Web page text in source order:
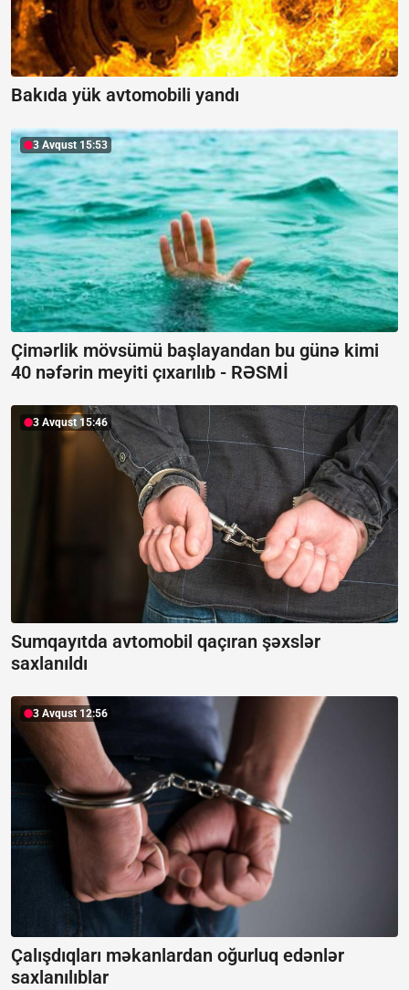
Bakıda yük avtomobili yandı
3 Avqust 15:53
Çimərlik mövsümü başlayandan bu günə kimi
40 nəfərin meyiti çıxarılıb - RƏSMİ
3 Avqust 15:46
Sumqayıtda avtomobil qaçıran şəxslər
saxlanıldı
3 Avqust 12:56
Çalışdıqları məkanlardan oğurluq edənlər
saxlanılıblar